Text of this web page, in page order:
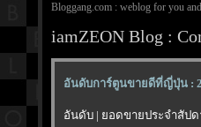
Bloggang.com : weblog for you
iamZEON Blog :
อันดับการ์ตูนขายดีที่ญี่ปุ่น :
อันดับ | ยอดขายประจำสัป